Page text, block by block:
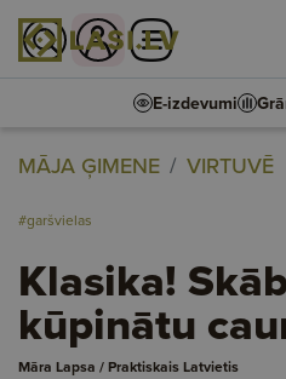
E-izdevumi
MĀJA ĢIMENE VIRTUVĒ
#garšvielas
Klasika!
kūpinātu
Māra Lapsa / Praktiskais Latvietis